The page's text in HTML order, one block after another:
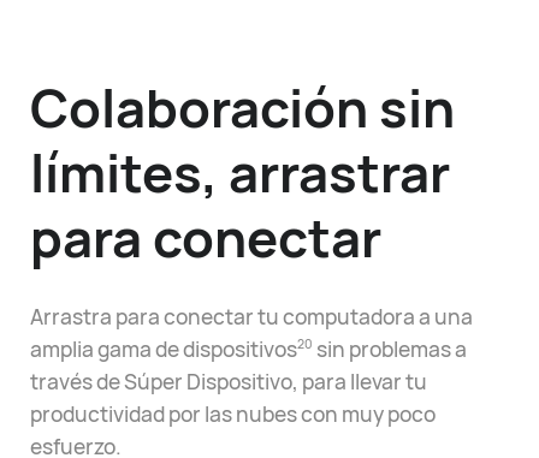
Colaboración sin
límites, arrastrar
para conectar
Arrastra para conectar tu computadora a una
amplia gama de dispositivos20 sin problemas a
través de Súper Dispositivo, para llevar tu
productividad por las nubes con muy poco
esfuerzo.